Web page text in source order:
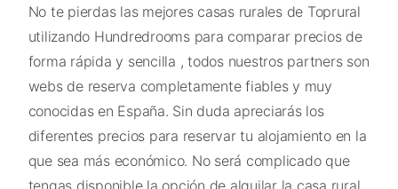
No te pierdas las mejores casas rurales de Toprural
utilizando Hundredrooms para comparar precios de
forma rápida y sencilla , todos nuestros partners son
webs de reserva completamente fiables y muy
conocidas en España. Sin duda apreciarás los
diferentes precios para reservar tu alojamiento en la
que sea más económico. No será complicado que
tengas disponible la opción de alquilar la casa rural